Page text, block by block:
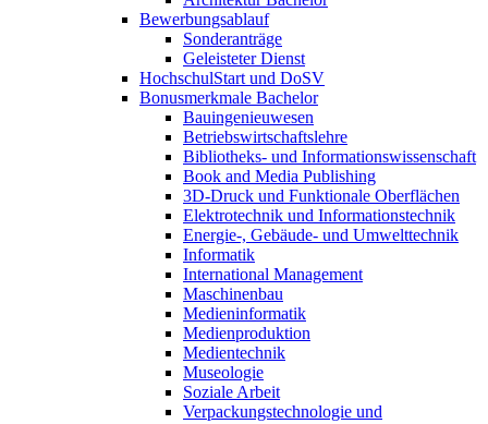
Bewerbungsablauf
Sonderanträge
Geleisteter Dienst
HochschulStart und DoSV
Bonusmerkmale Bachelor
Bauingenieuwesen
Betriebswirtschaftslehre
Bibliotheks- und Informationswissenschaft
Book and Media Publishing
3D-Druck und Funktionale Oberflächen
Elektrotechnik und Informationstechnik
Energie-, Gebäude- und Umwelttechnik
Informatik
International Management
Maschinenbau
Medieninformatik
Medienproduktion
Medientechnik
Museologie
Soziale Arbeit
Verpackungstechnologie und